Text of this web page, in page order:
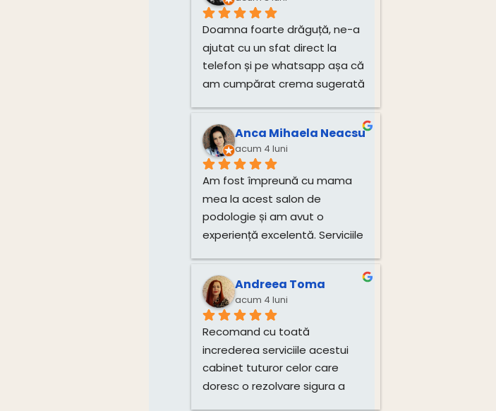
Doamna foarte drăguță, ne-a
ajutat cu un sfat direct la
telefon și pe whatsapp așa că
am cumpărat crema sugerată
Anca Mihaela Neacsu
acum 4 luni
Am fost împreună cu mama
mea la acest salon de
podologie și am avut o
experiență excelentă. Serviciile
impecabil, cu multă grijă și
profesionalism. Atmosfera
este plăcută, iar doamna este
deosebit de amabilă și
atentă.Recomand cu toată
încredere!
Andreea Toma
acum 4 luni
Recomand cu toată
increderea serviciile acestui
cabinet tuturor celor care
doresc o rezolvare sigura a